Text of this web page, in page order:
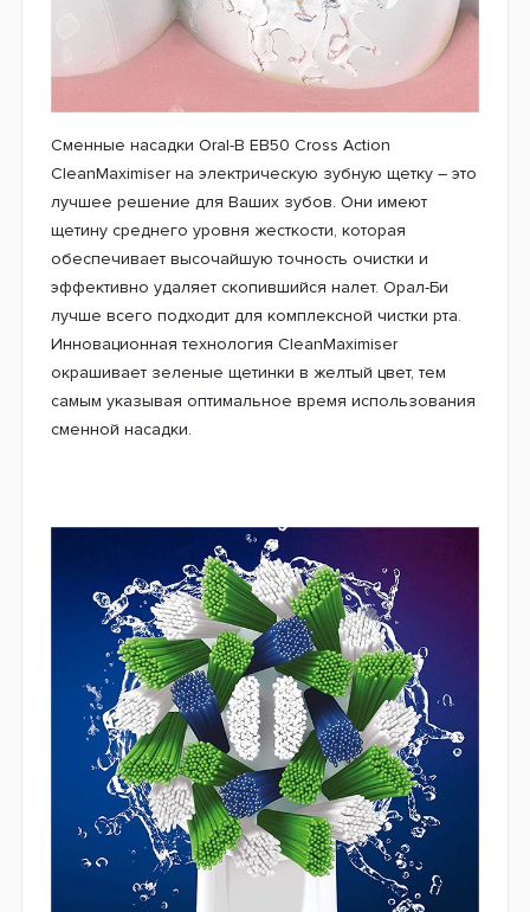
зубные электрощетки. Но наиболее известным
является Oral-B. Бренд имеет множество
поклонников по всему миру. Помимо электрических
щеток Орал-Би предлагает также и серию сменных
насадок. Именно они могут повлиять на качество
очистки и позволят добиться прекрасных
результатов после каждой процедуры. Их следует
заменять регулярно, на некоторых из них есть
индикатор износа, который поможет Вам распознать,
когда следует сделать замену насадки на новую.
Сменные насадки Oral-B EB50 Cross Action
CleanMaximiser на электрическую зубную щетку – это
лучшее решение для Ваших зубов. Они имеют